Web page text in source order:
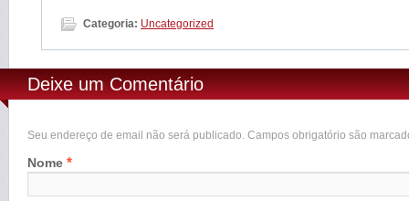
Categoria: Uncategorized
Deixe um Comentário
Seu endereço de email não será publicado. Campos obrigatório são
Nome *